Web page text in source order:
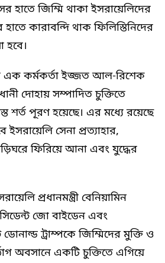
হাতে জিম্মি থাকা ইসরায়েলিদের
কারাবন্দি থাক ফিলিস্তিনিদের
হবে।
এক কর্মকর্তা ইজ্জত আল-রিশেক
দোহায় সম্পাদিত চুক্তিতে
শর্ত পূরণ হয়েছে। এর মধ্যে রয়েছে
ইসরায়েলি সেনা প্রত্যাহার,
ফিরিয়ে আনা এবং যুদ্ধের
প্রধানমন্ত্রী বেনিয়ামিন
জো বাইডেন এবং
ডোনাল্ড ট্রাম্পকে জিম্মিদের মুক্তি ও
অবসানে একটি চুক্তিতে এগিয়ে